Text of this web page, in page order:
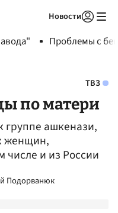
Новости
Проблемы с
ТВЗ
по матери
группе ашкенази,
женщин,
числе и из России
Подорванюк